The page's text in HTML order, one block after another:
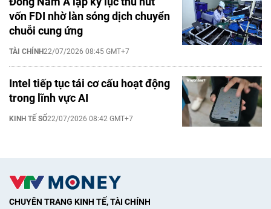
vốn FDI nhờ làn sóng dịch chuyển
chuỗi cung ứng
TÀI CHÍNH22/07/2026 08:45 GMT+7
Intel tiếp tục tái cơ cấu hoạt động
trong lĩnh vực AI
KINH TẾ SỐ22/07/2026 08:42 GMT+7
CHUYÊN TRANG KINH TẾ, TÀI CHÍNH